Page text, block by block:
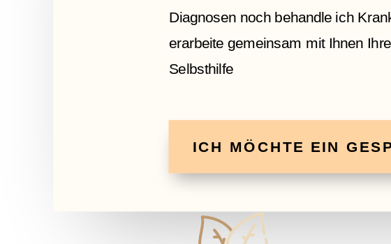
Diagnosen noch behandle ich
erarbeite gemeinsam mit Ihnen
Selbsthilfe
ICH MÖCHTE EIN